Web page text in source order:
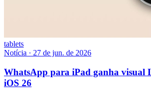
tablets
Notícia · 27 de jun. de 2026
WhatsApp para iPad ganha visual
iOS 26